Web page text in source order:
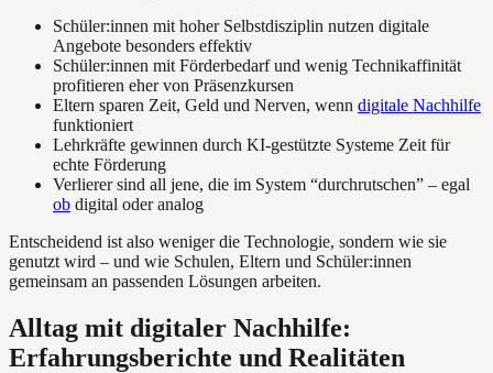
Schüler:innen mit hoher Selbstdisziplin nutzen digitale
Angebote besonders effektiv
Schüler:innen mit Förderbedarf und wenig Technikaffinität
profitieren eher von Präsenzkursen
Eltern sparen Zeit, Geld und Nerven, wenn digitale Nachhilfe
funktioniert
Lehrkräfte gewinnen durch KI-gestützte Systeme Zeit für
echte Förderung
Verlierer sind all jene, die im System “durchrutschen” – egal
ob digital oder analog
Entscheidend ist also weniger die Technologie, sondern wie sie
genutzt wird – und wie Schulen, Eltern und Schüler:innen
gemeinsam an passenden Lösungen arbeiten.
Alltag mit digitaler Nachhilfe:
Erfahrungsberichte und Realitäten